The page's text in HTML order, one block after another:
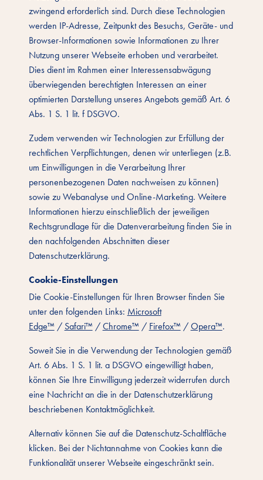
zwingend erforderlich sind. Durch diese Technologien
werden IP-Adresse, Zeitpunkt des Besuchs, Geräte- und
Browser-Informationen sowie Informationen zu Ihrer
Nutzung unserer Webseite erhoben und verarbeitet.
Dies dient im Rahmen einer Interessensabwägung
überwiegenden berechtigten Interessen an einer
optimierten Darstellung unseres Angebots gemäß Art. 6
Abs. 1 S. 1 lit. f DSGVO.
Zudem verwenden wir Technologien zur Erfüllung der
rechtlichen Verpflichtungen, denen wir unterliegen (z.B.
um Einwilligungen in die Verarbeitung Ihrer
personenbezogenen Daten nachweisen zu können)
sowie zu Webanalyse und Online-Marketing. Weitere
Informationen hierzu einschließlich der jeweiligen
Rechtsgrundlage für die Datenverarbeitung finden Sie in
den nachfolgenden Abschnitten dieser
Datenschutzerklärung.
Cookie-Einstellungen
Die Cookie-Einstellungen für Ihren Browser finden Sie
unter den folgenden Links: Microsoft
Edge™ / Safari™ /Chrome™ / Firefox™ /Opera™.
Soweit Sie in die Verwendung der Technologien gemäß
Art. 6 Abs. 1 S. 1 lit. a DSGVO eingewilligt haben,
können Sie Ihre Einwilligung jederzeit widerrufen durch
eine Nachricht an die in der Datenschutzerklärung
beschriebenen Kontaktmöglichkeit.
Alternativ können Sie auf die Datenschutz-Schaltfläche
klicken. Bei der Nichtannahme von Cookies kann die
Funktionalität unserer Webseite eingeschränkt sein.